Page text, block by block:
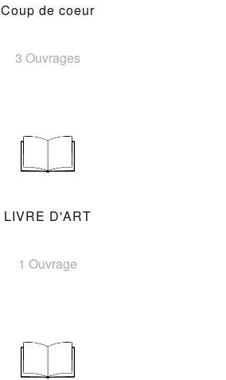
Coup de coeur
3 Ouvrages
LIVRE D'ART
1 Ouvrage